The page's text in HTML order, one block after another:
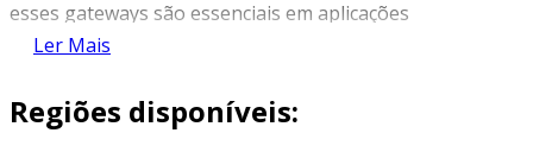
esses gateways são essenciais em aplicações
industriais onde a conectividade e a automação
e eficiência nos processos.
Ler Mais
Regiões disponíveis: